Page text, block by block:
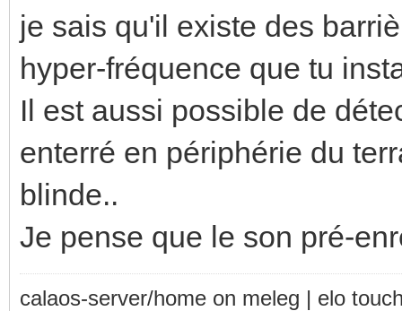
je sais qu'il existe des
hyper-fréquence que tu
Il est aussi possible de
enterré en périphérie du
blinde..
Je pense que le son pré-
calaos-server/home on meleg | elo